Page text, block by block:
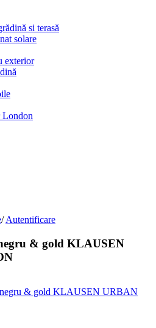
si terasă
solare
exterior
London
/ Autentificare
& gold KLAUSEN
negru & gold KLAUSEN URBAN